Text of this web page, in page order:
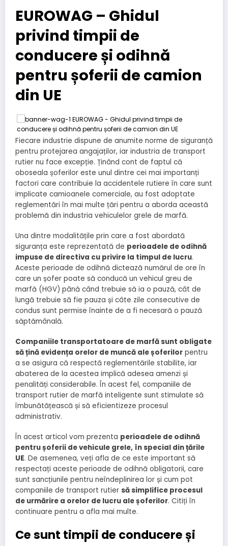
EUROWAG – Ghidul
privind timpii de
conducere și odihnă
pentru șoferii de camion
din UE
Fiecare industrie dispune de anumite norme de siguranță
pentru protejarea angajaților, iar industria de transport
rutier nu face excepție. Ținând cont de faptul că
oboseala șoferilor este unul dintre cei mai importanți
factori care contribuie la accidentele rutiere în care sunt
implicate camioanele comerciale, au fost adoptate
reglementări în mai multe țări pentru a aborda această
problemă din industria vehiculelor grele de marfă.
Una dintre modalitățile prin care a fost abordată
siguranța este reprezentată de perioadele de odihnă
impuse de directiva cu privire la timpul de lucru.
Aceste perioade de odihnă dictează numărul de ore în
care un șofer poate să conducă un vehicul greu de
marfă (HGV) până când trebuie să ia o pauză, cât de
lungă trebuie să fie pauza și câte zile consecutive de
condus sunt permise înainte de a fi necesară o pauză
săptămânală.
Companiile transportatoare de marfă sunt obligate
să țină evidența orelor de muncă ale șoferilor pentru
a se asigura că respectă reglementările stabilite, iar
abaterea de la acestea implică adesea amenzi și
penalități considerabile. În acest fel, companiile de
transport rutier de marfă inteligente sunt stimulate să
îmbunătățească și să eficientizeze procesul
administrativ.
În acest articol vom prezenta perioadele de odihnă
pentru șoferii de vehicule grele, în special din țările
UE. De asemenea, veți afla de ce este important să
respectați aceste perioade de odihnă obligatorii, care
sunt sancțiunile pentru neîndeplinirea lor și cum pot
companiile de transport rutier să simplifice procesul
de urmărire a orelor de lucru ale șoferilor. Citiți în
continuare pentru a afla mai multe.
Ce sunt timpii de conducere și